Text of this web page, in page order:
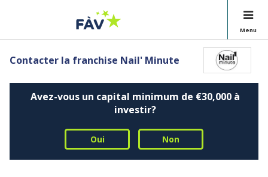
Menu
Contacter la franchise Nail' Minute
Avez-vous un capital minimum de €30,000 à
investir?
Oui Non